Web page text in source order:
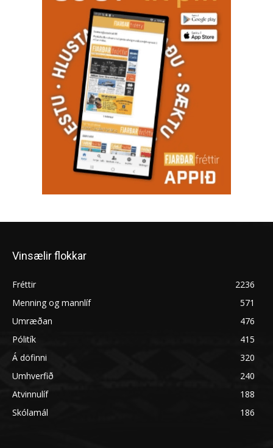
Vinsælir flokkar
Fréttir
2236
Menning og mannlíf
571
Umræðan
476
Pólitík
415
Á döfinni
320
Umhverfið
240
Atvinnulíf
188
Skólamál
186